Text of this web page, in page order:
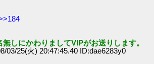
無しにかわりましてVIPがお送りします。
03/25(火) 20:47:45.40 ID:dae6283y0